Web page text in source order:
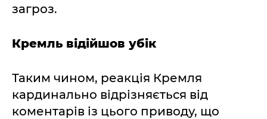
загроз.
Кремль відійшов убік
Таким чином, реакція Кремля
кардинально відрізняється від
коментарів із цього приводу, що